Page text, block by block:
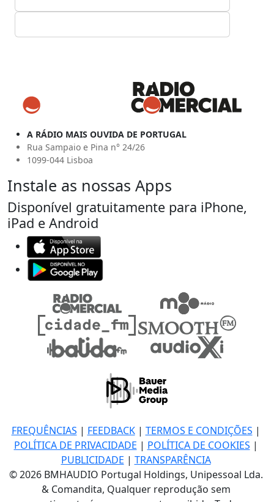
A RÁDIO MAIS OUVIDA DE PORTUGAL
Rua Sampaio e Pina n° 24/26
1099-044 Lisboa
Instale as nossas Apps
Disponível gratuitamente para iPhone,
iPad e Android
FREQUÊNCIAS | FEEDBACK| TERMOS E CONDIÇÕES |
POLÍTICA DE PRIVACIDADE | POLÍTICA DE COOKIES |
PUBLICIDADE | TRANSPARÊNCIA
© 2026 BMHAUDIO Portugal Holdings, Unipessoal Lda.
& Comandita, Qualquer reprodução sem